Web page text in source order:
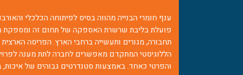
ענף חומרי הבנייה מהווה בסיס לפיתוחה הכלכלי
פועלת בליבת שרשרת האספקה של תחום זה ומספקת
תחבורה, מגורים ותעשייה ברחבי הארץ. הפריסה
הללוגיסטי המתקדם מאפשרים לחברה לתת מענה
והפרטי כאחד. באמצעות סטנדרטים גבוהים של איכות,